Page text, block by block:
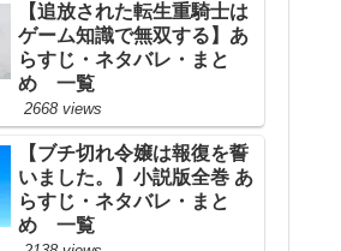
【追放された転生重騎士は
ゲーム知識で無双する】あ
らすじ・ネタバレ・まと
め 一覧
2668 views
【ブチ切れ令嬢は報復を誓
いました。】小説版全巻 あ
らすじ・ネタバレ・まと
め 一覧